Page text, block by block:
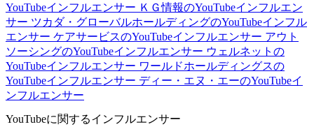
YouTubeインフルエンサー ＫＧ情報のYouTubeインフルエン
サー ツカダ・グローバルホールディングのYouTubeインフル
エンサー ケアサービスのYouTubeインフルエンサー アウト
ソーシングのYouTubeインフルエンサー ウェルネットの
YouTubeインフルエンサー ワールドホールディングスの
YouTubeインフルエンサー ディー・エヌ・エーのYouTubeイ
ンフルエンサー
YouTubeに関するインフルエンサー